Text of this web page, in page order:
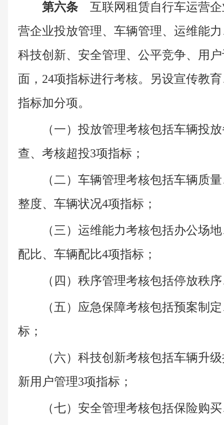
第六条 互联网租赁自行车运营
营企业投放管理、车辆管理、运维能
科技创新、安全管理、公平竞争、用
面，24项指标进行考核。另设宣传教
指标加分项。
（一）投放管理考核包括车辆投
查、考核超投3项指标；
（二）车辆管理考核包括车辆质
整度、车辆状况4项指标；
（三）运维能力考核包括办公场
配比、车辆配比4项指标；
（四）秩序管理考核包括停放秩
（五）应急保障考核包括预案制
标；
（六）科技创新考核包括车辆升
新用户管理3项指标；
（七）安全管理考核包括保险购